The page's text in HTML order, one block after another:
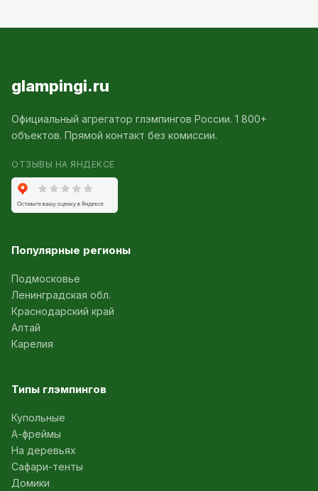
glampingi.ru
Официальный агрегатор глэмпингов России. 1 800+
объектов. Прямой контакт без комиссии.
ОТЗЫВЫ НА ЯНДЕКСЕ
Популярные регионы
Подмосковье
Ленинградская обл.
Краснодарский край
Алтай
Карелия
Типы глэмпингов
Купольные
А-фреймы
На деревьях
Сафари-тенты
Домики